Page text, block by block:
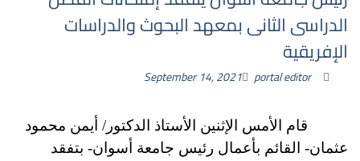
الدراسى الثانى بمعهد البحوث والدراسات
الإفريقية
September 14, 2021 portal editor
قام الأمس الإثنين الأستاذ الدكتور/ أيمن محمود
عثمان- القائم بأعمال رئيس جامعة أسوان- بتفقد